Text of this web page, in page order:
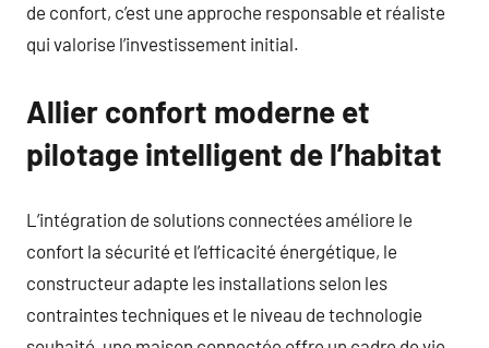
de confort, c’est une approche responsable et réaliste
qui valorise l’investissement initial.
Allier confort moderne et
pilotage intelligent de l’habitat
L’intégration de solutions connectées améliore le
confort la sécurité et l’efficacité énergétique, le
constructeur adapte les installations selon les
contraintes techniques et le niveau de technologie